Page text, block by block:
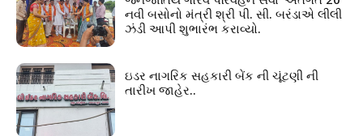
નવી બસોનો મંત્રી શ્રી પી. સી. બરંડાએ લીલી
ઝંડી આપી શુભારંભ કરાવ્યો.
ઇડર નાગરિક સહકારી બેંક ની ચૂંટણી ની
તારીખ જાહેર..